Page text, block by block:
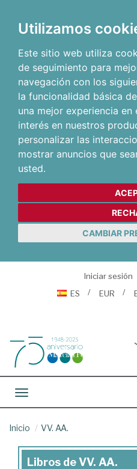
Utilizamos
Este sitio web utiliza
de seguimiento para
navegación con los
la funcionalidad básica
una mejor experiencia en
interés en nuestros
personalizar las
mostrar anuncios que
usted.
CAMBIAR
Iniciar sesión
ES
EUR
Toggle navigation
Inicio VV. AA.
Libros de VV. AA.